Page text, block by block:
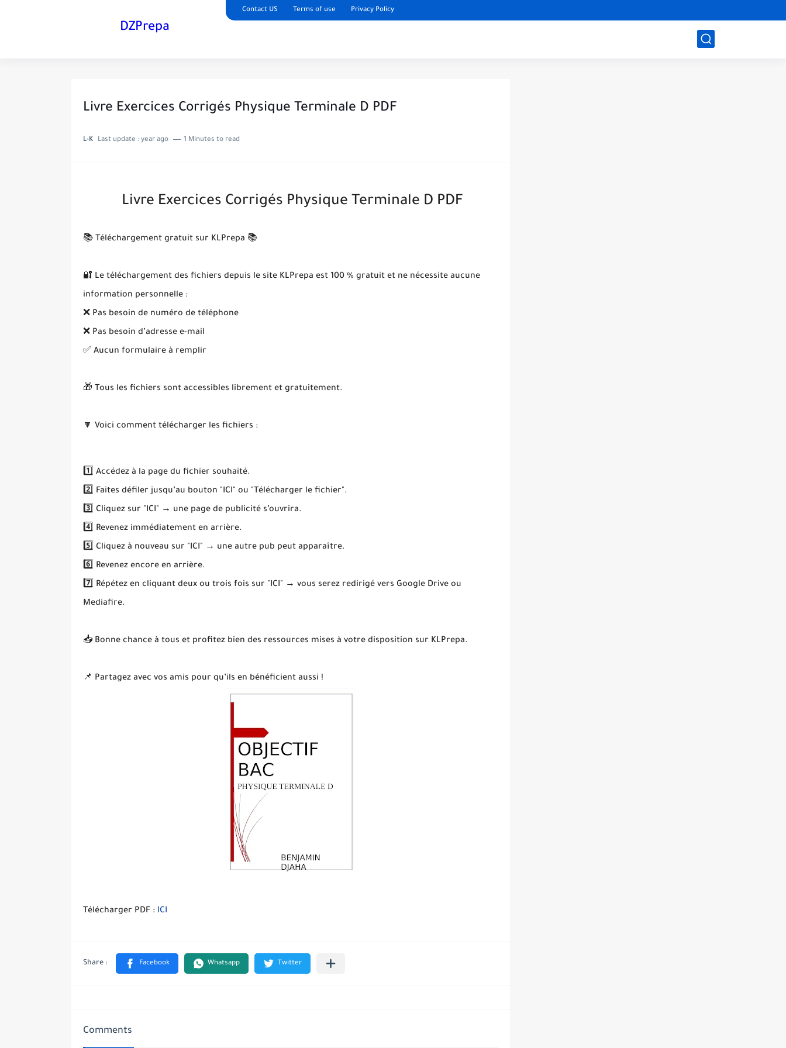
Contact US Terms of use Privacy Policy
DZPrepa
Livre Exercices Corrigés Physique Terminale D PDF
L-K Last update : year ago 1 Minutes to read
Livre Exercices Corrigés Physique Terminale D PDF
📚 Téléchargement gratuit sur KLPrepa 📚
🔐 Le téléchargement des fichiers depuis le site KLPrepa est 100 % gratuit et ne nécessite aucune
information personnelle :
❌ Pas besoin de numéro de téléphone
❌ Pas besoin d’adresse e-mail
✅ Aucun formulaire à remplir
🎁 Tous les fichiers sont accessibles librement et gratuitement.
🔽 Voici comment télécharger les fichiers :
1️⃣ Accédez à la page du fichier souhaité.
2️⃣ Faites défiler jusqu’au bouton "ICI" ou "Télécharger le fichier".
3️⃣ Cliquez sur "ICI" → une page de publicité s’ouvrira.
4️⃣ Revenez immédiatement en arrière.
5️⃣ Cliquez à nouveau sur "ICI" → une autre pub peut apparaître.
6️⃣ Revenez encore en arrière.
7️⃣ Répétez en cliquant deux ou trois fois sur "ICI" → vous serez redirigé vers Google Drive ou
Mediafire.
📥 Bonne chance à tous et profitez bien des ressources mises à votre disposition sur KLPrepa.
📌 Partagez avec vos amis pour qu’ils en bénéficient aussi !
Télécharger PDF : ICI
Comments